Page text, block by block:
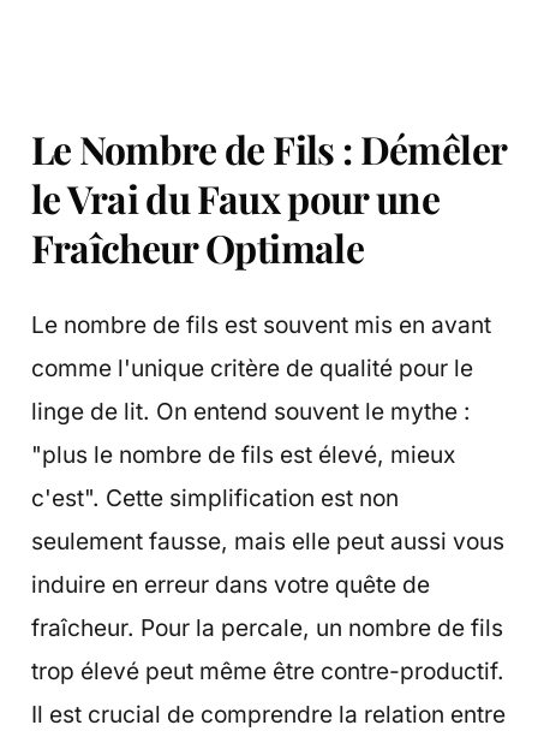
Le Nombre de Fils : Démêler
le Vrai du Faux pour une
Fraîcheur Optimale
Le nombre de fils est souvent mis en avant
comme l'unique critère de qualité pour le
linge de lit. On entend souvent le mythe :
"plus le nombre de fils est élevé, mieux
c'est". Cette simplification est non
seulement fausse, mais elle peut aussi vous
induire en erreur dans votre quête de
fraîcheur. Pour la percale, un nombre de fils
trop élevé peut même être contre-productif.
Il est crucial de comprendre la relation entre